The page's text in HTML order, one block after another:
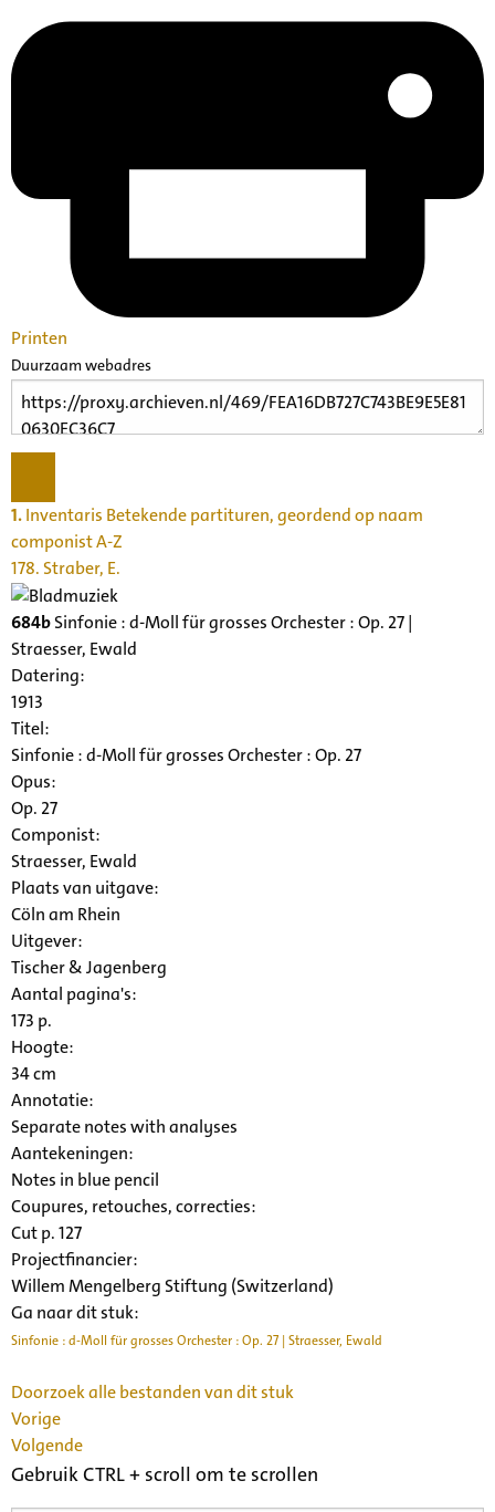
Printen
Duurzaam webadres
1.Inventaris Betekende partituren, geordend op naam
componist A-Z
178. Straber, E.
684bSinfonie : d-Moll für grosses Orchester : Op. 27 |
Straesser, Ewald
Datering:
1913
Titel:
Sinfonie : d-Moll für grosses Orchester : Op. 27
Opus:
Op. 27
Componist:
Straesser, Ewald
Plaats van uitgave:
Cöln am Rhein
Uitgever:
Tischer & Jagenberg
Aantal pagina's:
173 p.
Hoogte:
34 cm
Annotatie:
Separate notes with analyses
Aantekeningen:
Notes in blue pencil
Coupures, retouches, correcties:
Cut p. 127
Projectfinancier:
Willem Mengelberg Stiftung (Switzerland)
Ga naar dit stuk:
Sinfonie : d-Moll für grosses Orchester : Op. 27 | Straesser, Ewald
Doorzoek alle bestanden van dit stuk
Vorige
Volgende
Gebruik CTRL + scroll om te scrollen